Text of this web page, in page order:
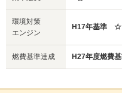
環境対策
エンジン
H17年基準
燃費基準達成 H27年度燃費